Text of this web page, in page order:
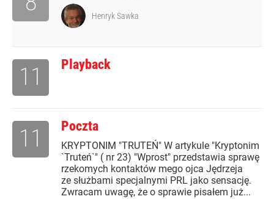
Henryk Sawka
Playback
11
Poczta
KRYPTONIM "TRUTEŃ" W artykule "Kryptonim
`Truteń`" ( nr 23) "Wprost" przedstawia sprawę
rzekomych kontaktów mego ojca Jędrzeja
ze służbami specjalnymi PRL jako sensację.
Zwracam uwagę, że o sprawie pisałem już...
11